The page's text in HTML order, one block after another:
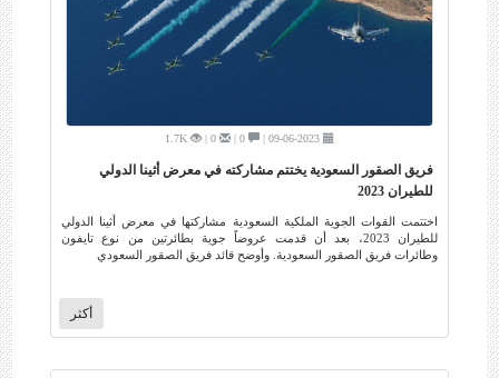
09-06-2023 |
0 |
0 |
1.7K
فريق الصقور السعودية يختتم مشاركته في معرض أثينا الدولي
للطيران 2023
اختتمت القوات الجوية الملكية السعودية مشاركتها في معرض أثينا الدولي
للطيران 2023، بعد أن قدمت عروضاً جوية بطائرتين من نوع تايفون
وطائرات فريق الصقور السعودية. وأوضح قائد فريق الصقور السعودي
أكثر